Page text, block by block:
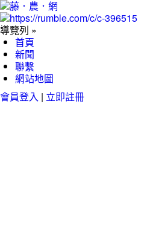
導覽列 »
首頁
新聞
聯繫
網站地圖
會員登入 | 立即註冊